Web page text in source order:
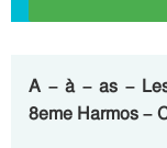
A – à – as –
8eme Harmos –